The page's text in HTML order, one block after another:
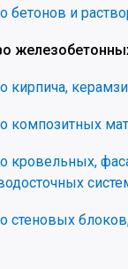
бетонов и
кирпича,
композитных
кровельных,
стеновых